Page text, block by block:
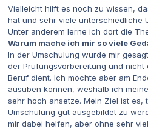
Vielleicht hilft es noch zu wissen,
hat und sehr viele unterschiedliche
Unter anderem lerne ich dort die
Warum mache ich mir so viele
In der Umschulung wurde mir
der Prüfungsvorbereitung und nicht
Beruf dient. Ich möchte aber am
ausüben können, weshalb ich
sehr hoch ansetze. Mein Ziel ist es,
Umschulung gut ausgebildet zu
mir dabei helfen, aber ohne sehr